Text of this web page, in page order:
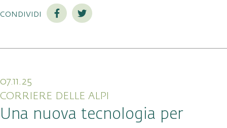
condividi
07.11.25
CORRIERE DELLE ALPI
Una nuova tecnologia per